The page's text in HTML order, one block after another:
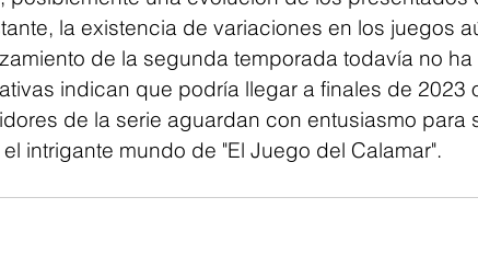
la existencia de variaciones en los juegos
de la segunda temporada todavía no
indican que podría llegar a finales de 2023
de la serie aguardan con entusiasmo para
intrigante mundo de "El Juego del Calamar".